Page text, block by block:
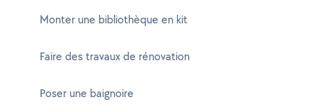
Monter une bibliothèque en kit
Faire des travaux de rénovation
Poser une baignoire